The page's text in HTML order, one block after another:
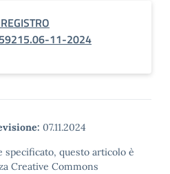
11-2024
07.11.2024
specificato, questo articolo è
Creative Commons